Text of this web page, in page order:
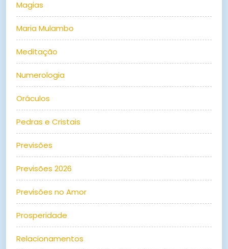
Magias
Maria Mulambo
Meditação
Numerologia
Oráculos
Pedras e Cristais
Previsões
Previsões 2026
Previsões no Amor
Prosperidade
Relacionamentos